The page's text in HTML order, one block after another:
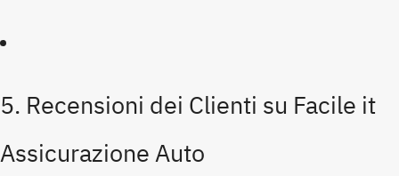
5. Recensioni dei Clienti su Facile it
Assicurazione Auto